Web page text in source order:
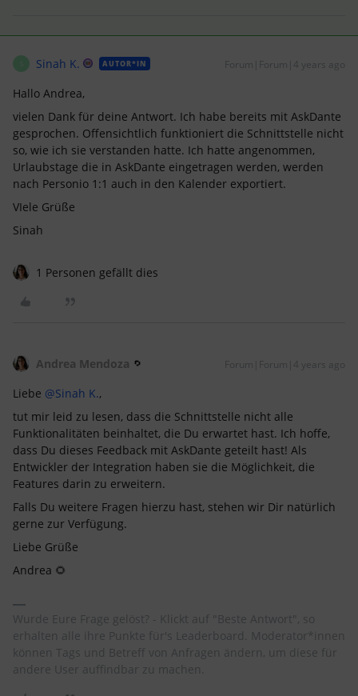
Sinah K. AUTOR*IN Forum|Forum|4 years ago
Hallo Andrea,
vielen Dank für deine Antwort. Ich habe bereits mit AskDante
gesprochen. Offensichtlich funktioniert die Schnittstelle nicht
so, wie ich sie verstanden hatte. Ich hatte angenommen,
Urlaubstage die in AskDante eingetragen werden, werden
nach Personio 1:1 auch in den Kalender exportiert.
VIele Grüße
Sinah
1 Personen gefällt dies
Andrea Mendoza Forum|Forum|4 years ago
Liebe @Sinah K.,
tut mir leid zu lesen, dass die Schnittstelle nicht alle
Funktionalitäten beinhaltet, die Du erwartet hast. Ich hoffe,
dass Du dieses Feedback mit AskDante geteilt hast! Als
Entwickler der Integration haben sie die Möglichkeit, die
Features darin zu erweitern.
Falls Du weitere Fragen hierzu hast, stehen wir Dir natürlich
gerne zur Verfügung.
Liebe Grüße
Andrea 🌻
Wurde Eure Frage gelöst? - Klickt auf "Beste Antwort", so
erhalten alle ihre Punkte für's Leaderboard. Moderator*innen
können Tags und Betreff von Anfragen ändern, um diese für
andere User auffindbar zu machen.